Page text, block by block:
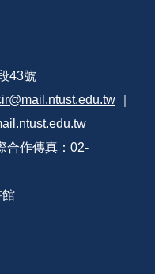
43號
合作傳真：02-
館